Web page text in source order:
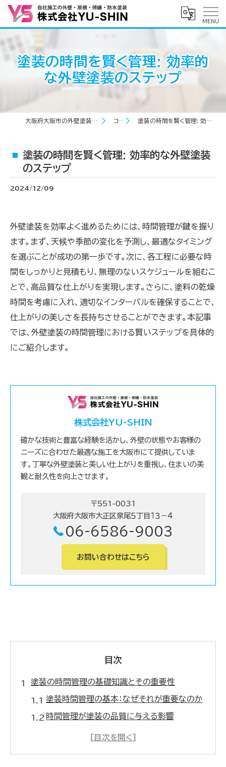
塗装の時間を賢く管理: 効率的
な外壁塗装のステップ
大阪府大阪市の外壁塗装なら株式会社YU-SHIN コラム 塗装の時間を賢く管理: 効率的な外壁塗装のステップ
塗装の時間を賢く管理: 効率的な外壁塗装
のステップ
2024/12/09
外壁塗装を効率よく進めるためには、時間管理が鍵を握り
ます。まず、天候や季節の変化を予測し、最適なタイミング
を選ぶことが成功の第一歩です。次に、各工程に必要な時
間をしっかりと見積もり、無理のないスケジュールを組むこ
とで、高品質な仕上がりを実現します。さらに、塗料の乾燥
時間を考慮に入れ、適切なインターバルを確保することで、
仕上がりの美しさを長持ちさせることができます。本記事
では、外壁塗装の時間管理における賢いステップを具体的
にご紹介します。
株式会社YU-SHIN
確かな技術と豊富な経験を活かし、外壁の状態やお客様の
ニーズに合わせた最適な施工を大阪市にて提供していま
す。丁寧な外壁塗装と美しい仕上がりを重視し、住まいの美
観と耐久性を向上させます。
〒551-0031
大阪府大阪市大正区泉尾５丁目１３－４
06-6586-9003
お問い合わせはこちら
目次
塗装の時間管理の基礎知識とその重要性
塗装時間管理の基本：なぜそれが重要なのか
時間管理が塗装の品質に与える影響
塗装プロジェクトの成功に時間管理が不可欠